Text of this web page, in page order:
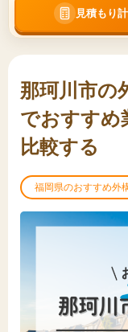
見積もり
那珂川市の
でおすすめ
比較する
福岡県のおすすめ外